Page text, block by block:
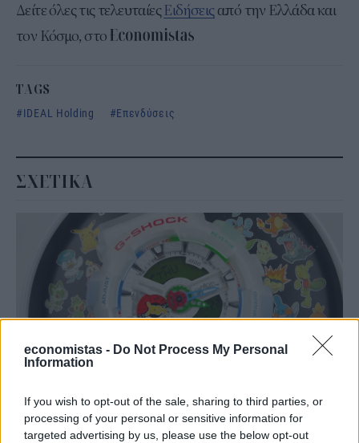
economistas - Do Not Process My Personal
Information
If you wish to opt-out of the sale, sharing to third parties, or
processing of your personal or sensitive information for
targeted advertising by us, please use the below opt-out
Δείτε όλες τις τελευταίεςΕιδήσειςαπό την Ελλάδα και
τον Κόσμο, στο
TAGS
IDEAL Holding
Επενδύσεις
ΣΧΕΤΙΚΑ
ΕΠΙΧΕΙΡΗΣΕΙΣ
Casio: Το νέο G-SHOCK Pokémon για τα 30